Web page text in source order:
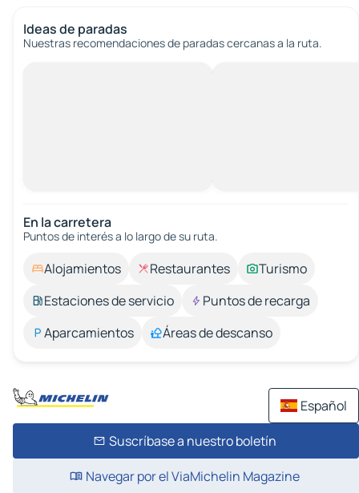
Ideas de paradas
Nuestras recomendaciones de paradas cercanas a la ruta.
En la carretera
Puntos de interés a lo largo de su ruta.
Alojamientos Restaurantes
Turismo
Estaciones de servicio
Puntos de recarga
Aparcamientos
Áreas de descanso
Español
Suscríbase a nuestro boletín
Navegar por el ViaMichelin Magazine